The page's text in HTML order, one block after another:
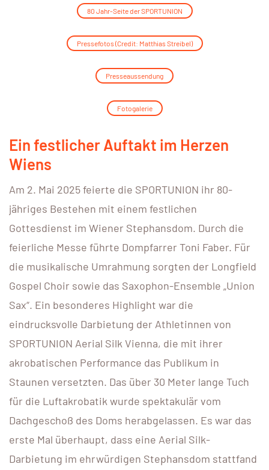
80 Jahr-Seite der SPORTUNION
Pressefotos (Credit: Matthias Streibel)
Presseaussendung
Fotogalerie
Ein festlicher Auftakt im Herzen
Wiens
Am 2. Mai 2025 feierte die SPORTUNION ihr 80-
jähriges Bestehen mit einem festlichen
Gottesdienst im Wiener Stephansdom. Durch die
feierliche Messe führte Dompfarrer Toni Faber. Für
die musikalische Umrahmung sorgten der Longfield
Gospel Choir sowie das Saxophon-Ensemble „Union
Sax“. Ein besonderes Highlight war die
eindrucksvolle Darbietung der Athletinnen von
SPORTUNION Aerial Silk Vienna, die mit ihrer
akrobatischen Performance das Publikum in
Staunen versetzten. Das über 30 Meter lange Tuch
für die Luftakrobatik wurde spektakulär vom
Dachgeschoß des Doms herabgelassen. Es war das
erste Mal überhaupt, dass eine Aerial Silk-
Darbietung im ehrwürdigen Stephansdom stattfand